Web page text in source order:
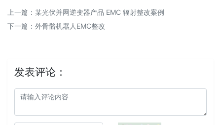
上一篇： 某光伏并网逆变器产品 EMC 辐射整改案例
下一篇： 外骨骼机器人EMC整改
发表评论：